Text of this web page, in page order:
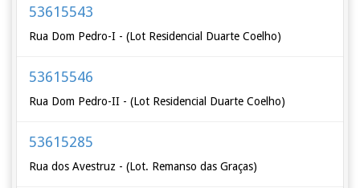
53615543
Rua Dom Pedro-I - (Lot Residencial Duarte Coelho)
53615546
Rua Dom Pedro-II - (Lot Residencial Duarte Coelho)
53615285
Rua dos Avestruz - (Lot. Remanso das Graças)